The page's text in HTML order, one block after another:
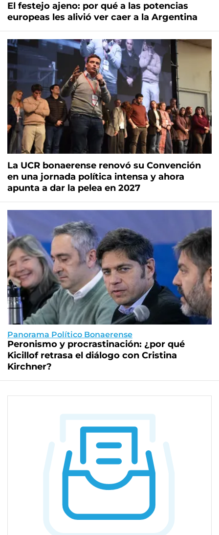
El festejo ajeno: por qué a las potencias
europeas les alivió ver caer a la Argentina
La UCR bonaerense renovó su Convención
en una jornada política intensa y ahora
apunta a dar la pelea en 2027
Panorama Político Bonaerense
Peronismo y procrastinación: ¿por qué
Kicillof retrasa el diálogo con Cristina
Kirchner?